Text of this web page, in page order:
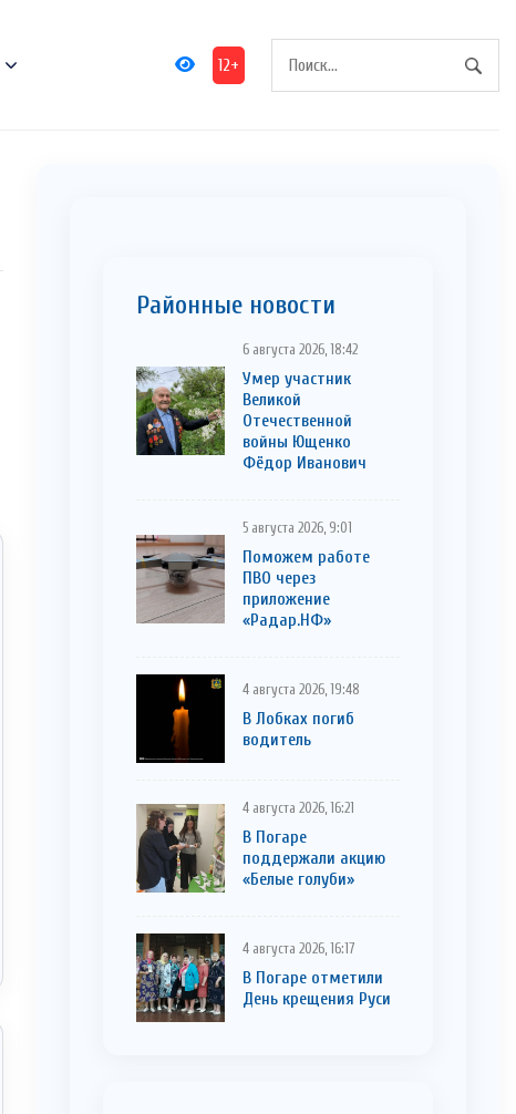
12+
Районные новости
6 августа 2026, 18:42
Умер участник
Великой
Отечественной
войны Ющенко
Фёдор Иванович
5 августа 2026, 9:01
Поможем работе
ПВО через
приложение
«Радар.НФ»
4 августа 2026, 19:48
В Лобках погиб
водитель
4 августа 2026, 16:21
В Погаре
поддержали акцию
«Белые голуби»
4 августа 2026, 16:17
В Погаре отметили
День крещения Руси